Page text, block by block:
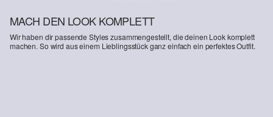
MACH DEN LOOK KOMPLETT
Wir haben dir passende Styles zusammengestellt, die deinen Look komplett
machen. So wird aus einem Lieblingsstück ganz einfach ein perfektes Outfit.